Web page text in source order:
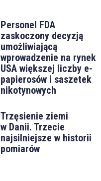
Personel FDA
zaskoczony decyzją
umożliwiającą
wprowadzenie na rynek
USA większej liczby e-
papierosów i saszetek
nikotynowych
Trzęsienie ziemi
w Danii. Trzecie
najsilniejsze w historii
pomiarów